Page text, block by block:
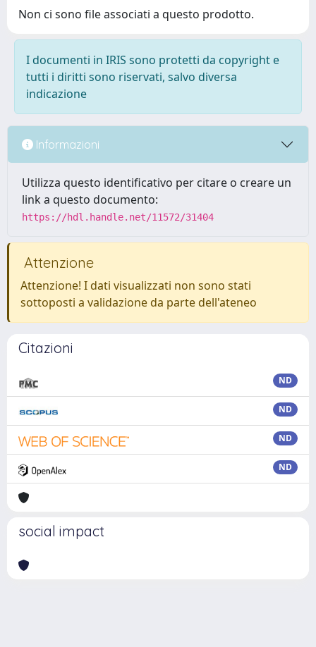
Non ci sono file associati a questo prodotto.
I documenti in IRIS sono protetti da copyright e
tutti i diritti sono riservati, salvo diversa
indicazione
Informazioni
Utilizza questo identificativo per citare o creare un
link a questo documento:
https://hdl.handle.net/11572/31404
Attenzione
Attenzione! I dati visualizzati non sono stati
sottoposti a validazione da parte dell'ateneo
Citazioni
ND
ND
ND
ND
social impact